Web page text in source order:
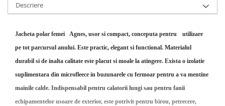
Descriere
Jacheta polar femei Agnes, usor si compact, conceputa pentru
utilizare
pe tot parcursul anului. Este practic, elegant si functional. Materialul
durabil si de inalta calitate este placut si moale la atingere. Exista o izolatie
suplimentara din microfleece in buzunarele cu fermoar pentru a va mentine
mainile calde. Indispensabil pentru calatorii lungi sau pentru fanii
echipamentelor usoare de exterior, este potrivit pentru birou, petrecere,